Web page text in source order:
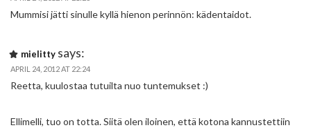
Mummisi jätti sinulle kyllä hienon perinnön: kädentaidot.
mielitty says:
APRIL 24, 2012 AT 22:24
Reetta, kuulostaa tutuilta nuo tuntemukset :)
Ellimelli, tuo on totta. Siitä olen iloinen, että kotona kannustettiin